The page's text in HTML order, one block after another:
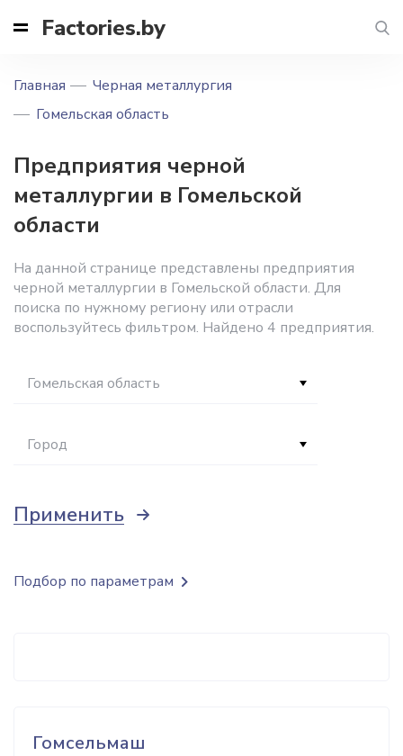
Factories.by
Главная
Черная металлургия
Гомельская область
Предприятия черной
металлургии в Гомельской
области
На данной странице представлены предприятия
черной металлургии в Гомельской области. Для
поиска по нужному региону или отрасли
воспользуйтесь фильтром. Найдено 4 предприятия.
Гомельская область
Город
Применить
Гомсельмаш
Подбор по параметрам